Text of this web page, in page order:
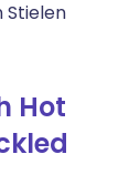
Stielen
Hot